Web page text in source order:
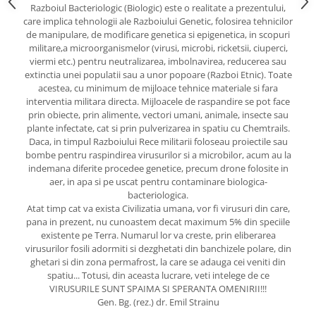
Fără categorie
Cunoaștere
Razboiul Bacteriologic (Biologic) este o realitate a prezentului,
care implica tehnologii ale Razboiului Genetic, folosirea tehnicilor
de manipulare, de modificare genetica si epigenetica, in scopuri
militare,a microorganismelor (virusi, microbi, ricketsii, ciuperci,
viermi etc.) pentru neutralizarea, imbolnavirea, reducerea sau
extinctia unei populatii sau a unor popoare (Razboi Etnic). Toate
acestea, cu minimum de mijloace tehnice materiale si fara
interventia militara directa. Mijloacele de raspandire se pot face
prin obiecte, prin alimente, vectori umani, animale, insecte sau
plante infectate, cat si prin pulverizarea in spatiu cu Chemtrails.
Daca, in timpul Razboiului Rece militarii foloseau proiectile sau
bombe pentru raspindirea virusurilor si a microbilor, acum au la
indemana diferite procedee genetice, precum drone folosite in
aer, in apa si pe uscat pentru contaminare biologica-
bacteriologica.
Atat timp cat va exista Civilizatia umana, vor fi virusuri din care,
pana in prezent, nu cunoastem decat maximum 5% din speciile
existente pe Terra. Numarul lor va creste, prin eliberarea
virusurilor fosili adormiti si dezghetati din banchizele polare, din
ghetari si din zona permafrost, la care se adauga cei veniti din
spatiu... Totusi, din aceasta lucrare, veti intelege de ce
VIRUSURILE SUNT SPAIMA SI SPERANTA OMENIRII!!!
Gen. Bg. (rez.) dr. Emil Strainu